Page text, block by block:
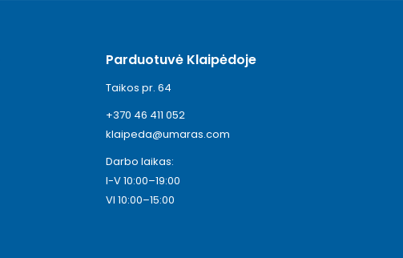
Parduotuvė Klaipėdoje
Taikos pr. 64
+370 46 411 052
klaipeda@umaras.com
Darbo laikas:
I-V 10:00–19:00
VI 10:00–15:00